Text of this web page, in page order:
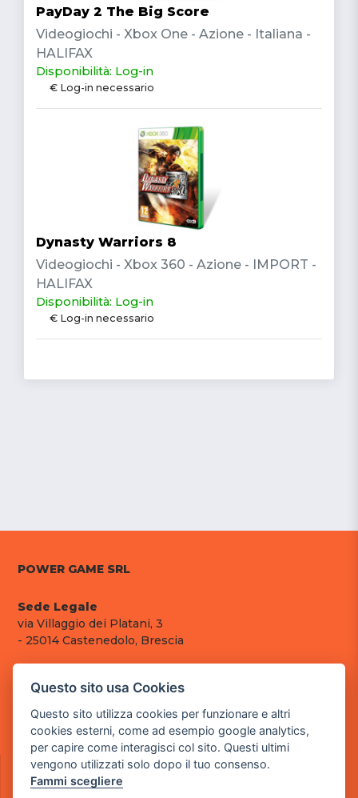
PayDay 2 The Big Score
Videogiochi - Xbox One - Azione - Italiana -
HALIFAX
Disponibilità: Log-in
€ Log-in necessario
Dynasty Warriors 8
Videogiochi - Xbox 360 - Azione - IMPORT -
HALIFAX
Disponibilità: Log-in
€ Log-in necessario
POWER GAME SRL
Sede Legale
via Villaggio dei Platani, 3
- 25014 Castenedolo, Brescia
via Industriale, 2 - 25082 Botticino, BS
Partita iva 03308130982
Cod. SDI: RMRCWXR
CONTATTI
e-mail: info@powergame.it
Questo sito usa Cookies
Questo sito utilizza cookies per funzionare e altri
cookies esterni, come ad esempio google analytics,
per capire come interagisci col sito. Questi ultimi
vengono utilizzati solo dopo il tuo consenso.
Fammi scegliere